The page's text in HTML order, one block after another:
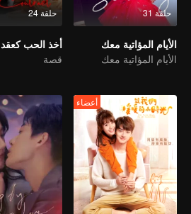
حلقة 31
الأيام المؤاتية معك
الأيام المؤاتية معك
حلقة 24
أخذ الحب كعقد
قصة
أعضاء